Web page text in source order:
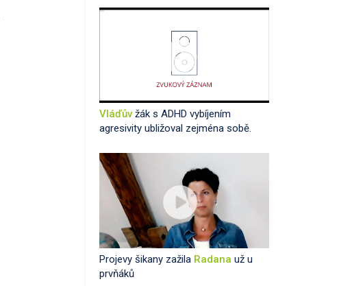
Vláďův žák s ADHD vybíjením
agresivity ubližoval zejména sobě.
Projevy šikany zažila Radana už u
prvňáků